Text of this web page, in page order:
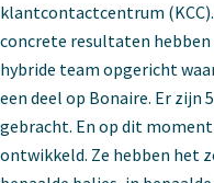
klantcontactcentrum
concrete resultaten hebben
hybride team opgericht
een deel op Bonaire. Er
gebracht. En op dit
ontwikkeld. Ze hebben het